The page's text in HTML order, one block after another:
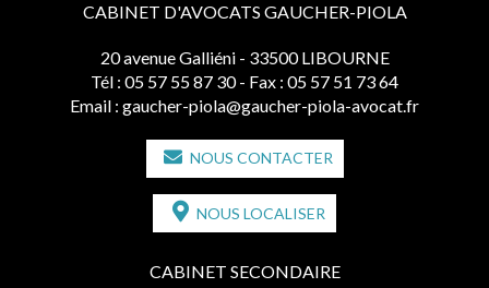
CABINET D'AVOCATS GAUCHER-PIOLA
20 avenue Galliéni - 33500 LIBOURNE
Tél : 05 57 55 87 30 - Fax : 05 57 51 73 64
Email : gaucher-piola@gaucher-piola-avocat.fr
NOUS CONTACTER
NOUS LOCALISER
CABINET SECONDAIRE